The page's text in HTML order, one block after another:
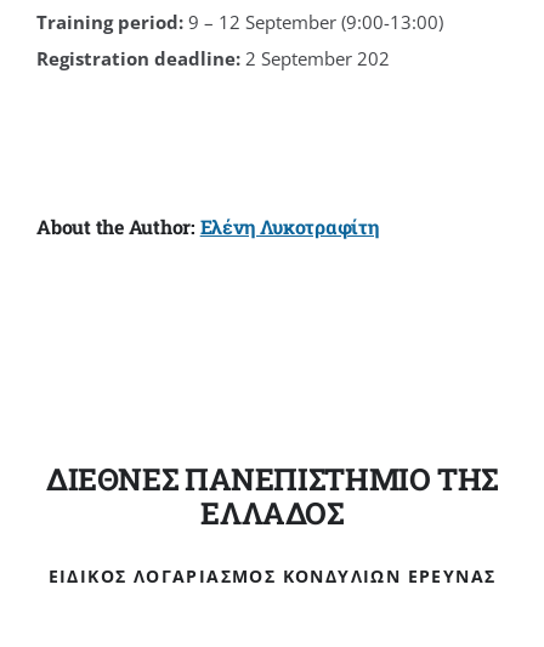
Training period: 9 – 12 September (9:00-13:00)
Registration deadline: 2 September 202
About the Author: Ελένη Λυκοτραφίτη
ΔΙΕΘΝΕΣ ΠΑΝΕΠΙΣΤΗΜΙΟ ΤΗΣ
ΕΛΛΑΔΟΣ
ΕΙΔΙΚΌΣ ΛΟΓΑΡΙΑΣΜΌΣ ΚΟΝΔΥΛΊΩΝ ΈΡΕΥΝΑΣ